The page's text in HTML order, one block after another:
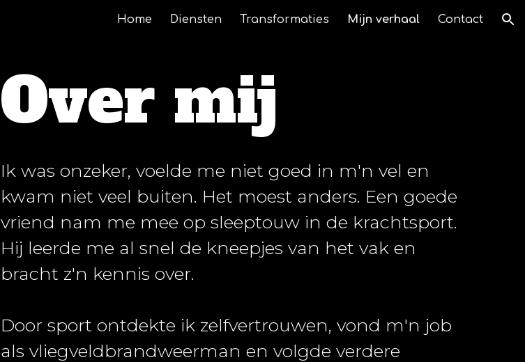
Skip to navigation
Home Diensten Transformaties Mijn verhaal Contact
Over mij
Ik was onzeker, voelde me niet goed in m'n vel en
kwam niet veel buiten. Het moest anders. Een goede
vriend nam me mee op sleeptouw in de krachtsport.
Hij leerde me al snel de kneepjes van het vak en
bracht z'n kennis over.
Door sport ontdekte ik zelfvertrouwen, vond m'n job
als vliegveldbrandweerman en volgde verdere